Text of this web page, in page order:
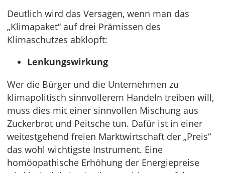
Deutlich wird das Versagen, wenn man das
„Klimapaket“ auf drei Prämissen des
Klimaschutzes abklopft:
Lenkungswirkung
Wer die Bürger und die Unternehmen zu
klimapolitisch sinnvollerem Handeln treiben will,
muss dies mit einer sinnvollen Mischung aus
Zuckerbrot und Peitsche tun. Dafür ist in einer
weitestgehend freien Marktwirtschaft der „Preis“
das wohl wichtigste Instrument. Eine
homöopathische Erhöhung der Energiepreise